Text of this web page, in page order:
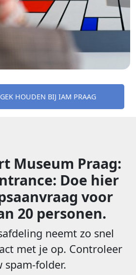
HOUDEN BIJ IAM PRAAG
Museum Praag:
Doe hier
voor
20 personen.
neemt zo snel
met je op. Controleer
spam-folder.